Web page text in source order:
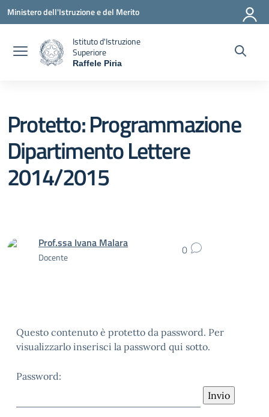
Vai ai contenuti
Vai al menu di navigazione
Vai al footer
Ministero dell'Istruzione e del Merito
Istituto d'Istruzione
Superiore
Raffele Piria
Protetto: Programmazione
Dipartimento Lettere
2014/2015
Prof.ssa Ivana Malara
Docente 0
Questo contenuto è protetto da password. Per
visualizzarlo inserisci la password qui sotto.
Password: